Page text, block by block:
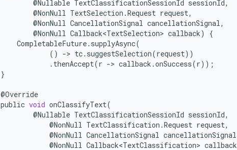
@Nullable TextClassificationSessionId sessionId,
@NonNull TextSelection .Request request,
@NonNull CancellationSignal cancellationSignal,
@NonNull Callback<TextSelection> callback)
{
CompletableFuture. supplyAsync(
()
-> tc. suggestSelection(request))
. thenAccept(r -> callback .onSuccess(r));
}
@Override
public void onClassifyText(
@Nullable TextClassificationSessionId sessionId,
@NonNull TextClassification .Request request,
@NonNull CancellationSignal cancellationSignal
@NonNull Callback<TextClassification> callback